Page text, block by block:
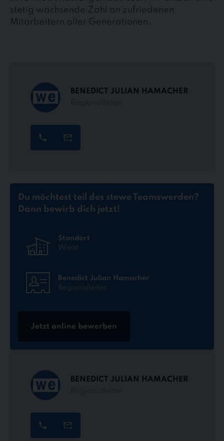
stetig wachsende Zahl an zufriedenen
Mitarbeitern aller Generationen.
BENEDICT JULIAN HAMACHER
Du möchtest teil des stewe Teamswerden?
Dann bewirb dich jetzt!
Standort
Wiehl
Benedict Julian Hamacher
Regionalleiter
Jetzt online bewerben
BENEDICT JULIAN HAMACHER